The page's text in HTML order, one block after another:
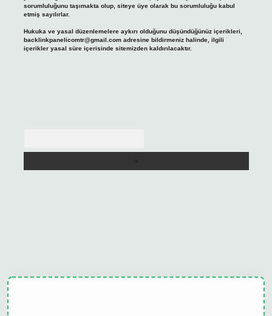
sorumluluğunu taşımakta olup, siteye üye olarak bu sorumluluğu kabul
etmiş sayılırlar.
Hukuka ve yasal düzenlemelere aykırı olduğunu düşündüğünüz içerikleri,
backlinkpanelicomtr@gmail.comadresine bildirmeniz halinde, ilgili
içerikler yasal süre içerisinde sitemizden kaldırılacaktır.